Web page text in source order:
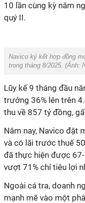
10 lần cùng kỳ năm
quý II.
Navico ký kết hợp đồng
trong tháng 8/2025. (Ảnh:
Lũy kế 9 tháng đầu
trưởng 36% lên trên
thu về 857 tỷ đồng,
Năm nay, Navico đặt
và có lãi trước thuế
đã thực hiện được
vượt 71% chỉ tiêu lợi
Ngoài cá tra, doanh
mạnh mẽ vào một